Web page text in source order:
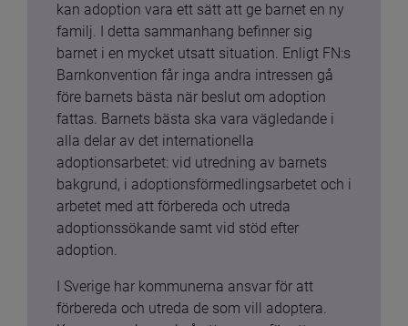
kan adoption vara ett sätt att ge barnet en ny
familj. I detta sammanhang befinner sig
barnet i en mycket utsatt situation. Enligt FN:s
Barnkonvention får inga andra intressen gå
före barnets bästa när beslut om adoption
fattas. Barnets bästa ska vara vägledande i
alla delar av det internationella
adoptionsarbetet: vid utredning av barnets
bakgrund, i adoptionsförmedlingsarbetet och i
arbetet med att förbereda och utreda
adoptionssökande samt vid stöd efter
adoption.
I Sverige har kommunerna ansvar för att
förbereda och utreda de som vill adoptera.